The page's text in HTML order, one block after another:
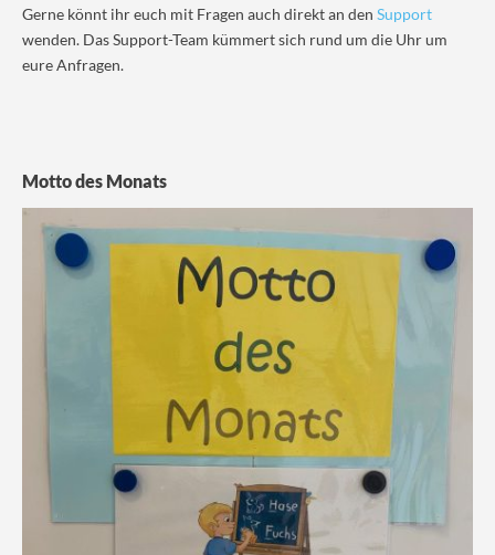
Gerne könnt ihr euch mit Fragen auch direkt an den Support
wenden. Das Support-Team kümmert sich rund um die Uhr um
eure Anfragen.
Motto des Monats